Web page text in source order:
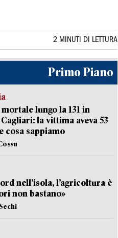
2 MINUTI DI LETTURA
Primo Piano
lungo la 131 in
la vittima aveva 53
cosa sappiamo
nell’isola, l’agricoltura è
non bastano»